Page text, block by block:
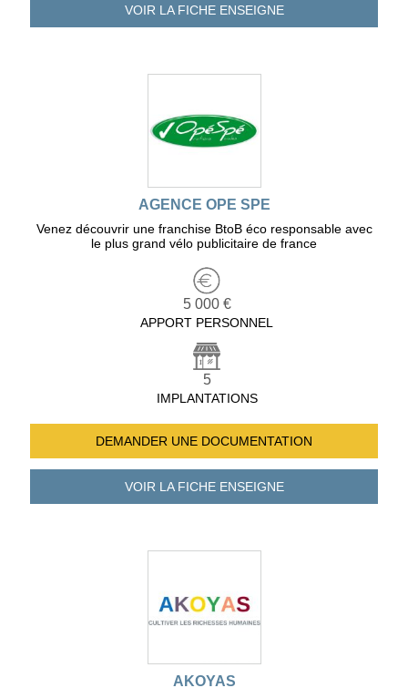
VOIR LA FICHEENSEIGNE
AGENCE OPE SPE
Venez découvrir une franchise BtoB éco responsable avec
le plus grand vélo publicitaire de france
5 000 €
APPORT PERSONNEL
5
IMPLANTATIONS
DEMANDER UNE DOCUMENTATION
VOIR LA FICHEENSEIGNE
AKOYAS